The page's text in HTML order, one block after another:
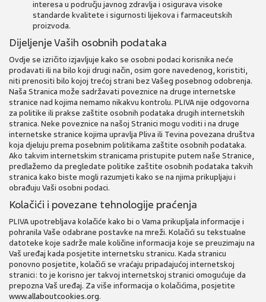
interesa u području javnog zdravlja i osigurava visoke
standarde kvalitete i sigurnosti lijekova i farmaceutskih
proizvoda.
Dijeljenje Vaših osobnih podataka
Ovdje se izričito izjavljuje kako se osobni podaci korisnika neće
prodavati ili na bilo koji drugi način, osim gore navedenog, koristiti,
niti prenositi bilo kojoj trećoj strani bez Vašeg posebnog odobrenja.
Naša Stranica može sadržavati poveznice na druge internetske
stranice nad kojima nemamo nikakvu kontrolu. PLIVA nije odgovorna
za politike ili prakse zaštite osobnih podataka drugih internetskih
stranica. Neke poveznice na našoj Stranici mogu voditi i na druge
internetske stranice kojima upravlja Pliva ili Tevina povezana društva
koja djeluju prema posebnim politikama zaštite osobnih podataka.
Ako takvim internetskim stranicama pristupite putem naše Stranice,
predlažemo da pregledate politike zaštite osobnih podataka takvih
stranica kako biste mogli razumjeti kako se na njima prikupljaju i
obrađuju Vaši osobni podaci.
Kolačići i povezane tehnologije praćenja
PLIVA upotrebljava kolačiće kako bi o Vama prikupljala informacije i
pohranila Vaše odabrane postavke na mreži. Kolačići su tekstualne
datoteke koje sadrže male količine informacija koje se preuzimaju na
Vaš uređaj kada posjetite internetsku stranicu. Kada stranicu
ponovno posjetite, kolačići se vraćaju pripadajućoj internetskoj
stranici: to je korisno jer takvoj internetskoj stranici omogućuje da
prepozna Vaš uređaj. Za više informacija o kolačićima, posjetite
www.allaboutcookies.org.